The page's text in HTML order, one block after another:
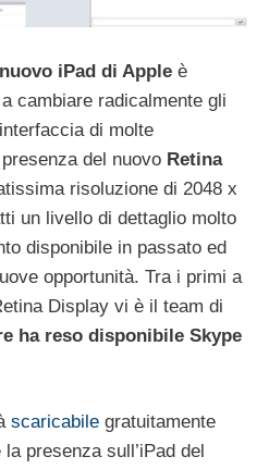
nuovo iPad di Apple è
cambiare radicalmente gli
di molte
del nuovo Retina
risoluzione di 2048 x
un livello di dettaglio molto
disponibile in passato ed
opportunità. Tra i primi a
Display vi è il team di
ha reso disponibile Skype
scaricabile gratuitamente
presenza sull’iPad del